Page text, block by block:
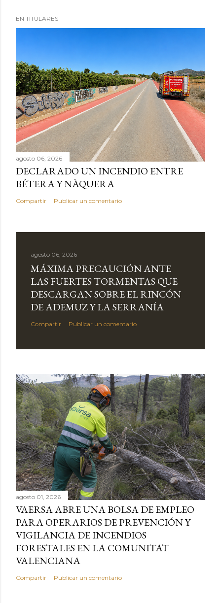
EN TITULARES
agosto 06, 2026
DECLARADO UN INCENDIO ENTRE
BÉTERA Y NÀQUERA
Compartir Publicar un comentario
agosto 06, 2026
MÁXIMA PRECAUCIÓN ANTE
LAS FUERTES TORMENTAS QUE
DESCARGAN SOBRE EL RINCÓN
DE ADEMUZ Y LA SERRANÍA
Compartir Publicar un comentario
agosto 01, 2026
VAERSA ABRE UNA BOLSA DE EMPLEO
PARA OPERARIOS DE PREVENCIÓN Y
VIGILANCIA DE INCENDIOS
FORESTALES EN LA COMUNITAT
VALENCIANA
Compartir Publicar un comentario